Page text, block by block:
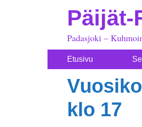
Päijät-
Padasjoki –
Etusivu
klo 17